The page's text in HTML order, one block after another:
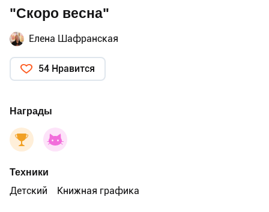
"Скоро весна"
Елена Шафранская
54 Нравится
Награды
Техники
Детский
Книжная графика